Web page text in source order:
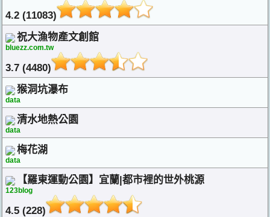
4.2 (11083)
祝大漁物產文創館
bluezz.com.tw
3.7 (4480)
猴洞坑瀑布
data
清水地熱公園
data
梅花湖
data
【羅東運動公園】宜蘭|都市裡的世外桃源
123blog
4.5 (228)